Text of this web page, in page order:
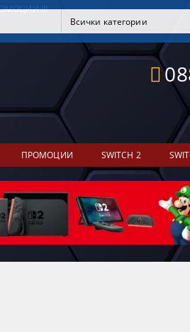
!!!
ПРОМОЦИИ SWITCH 2